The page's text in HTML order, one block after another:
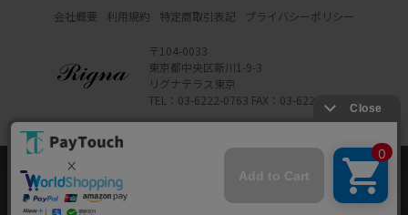
会社概要 利用規約 特定商取引表記 プライバシーポリシー
〒104-0033
東京都中央区新川1-9-3
リグナテラス東京
TEL：03-6222-0763 FAX：03-6222-0762
Powered by Watahan Partners Co., Ltd.
当ウェブサイトでは、お客様により良いサービス
をご提供するため、クッキーを利用しています。
サイト利用を継続することにより、クッキーの使
同意する